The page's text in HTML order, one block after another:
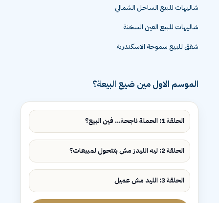
شاليهات للبيع الساحل الشمالي
شاليهات للبيع العين السخنة
شقق للبيع سموحة الاسكندرية
الموسم الاول مين ضيع البيعة؟
الحلقة 1: الحملة ناجحة... فين البيع؟
الحلقة 2: ليه الليدز مش بتتحول لمبيعات؟
الحلقة 3: الليد مش عميل